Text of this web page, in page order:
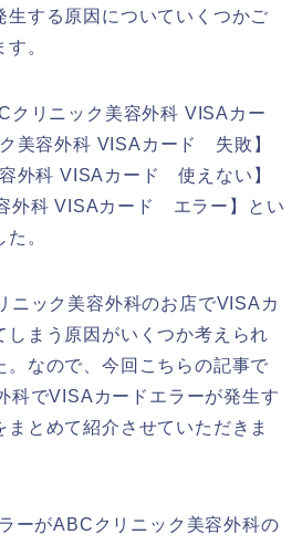
生する原因についていくつかご
。
クリニック美容外科 VISAカー
美容外科 VISAカード 失敗】
外科 VISAカード 使えない】
外科 VISAカード エラー】とい
。
ニック美容外科のお店でVISAカ
しまう原因がいくつか考えられ
。なので、今回こちらの記事で
科でVISAカードエラーが発生す
まとめて紹介させていただきま
ーがABCクリニック美容外科の